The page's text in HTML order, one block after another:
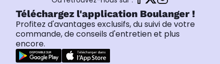
Téléchargez l'application Boulanger !
Profitez d'avantages exclusifs, du suivi de votre
commande, de conseils d'entretien et plus
encore.